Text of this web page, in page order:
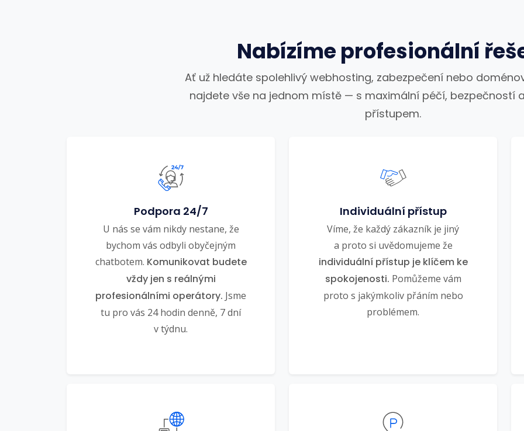
Nabízíme profesionální
Ať už hledáte spolehlivý webhosting, zabezpečení nebo
najdete vše na jednom místě — s maximální péčí, bezpečností
přístupem.
Podpora 24/7
U nás se vám nikdy nestane, že
bychom vás odbyli obyčejným
chatbotem. Komunikovat budete
vždy jen s reálnými
profesionálními operátory. Jsme
tu pro vás 24 hodin denně, 7 dní
v týdnu.
Individuální přístup
Víme, že každý zákazník je jiný
a proto si uvědomujeme že
individuální přístup je klíčem ke
spokojenosti. Pomůžeme vám
proto s jakýmkoliv přáním nebo
problémem.